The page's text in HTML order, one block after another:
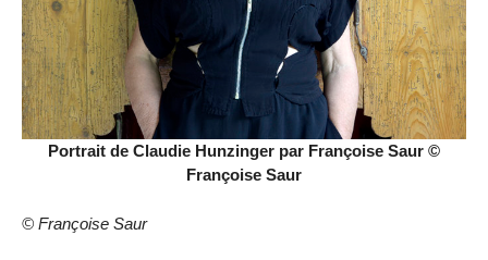
Portrait de Claudie Hunzinger par Françoise Saur ©
Françoise Saur
© Françoise Saur